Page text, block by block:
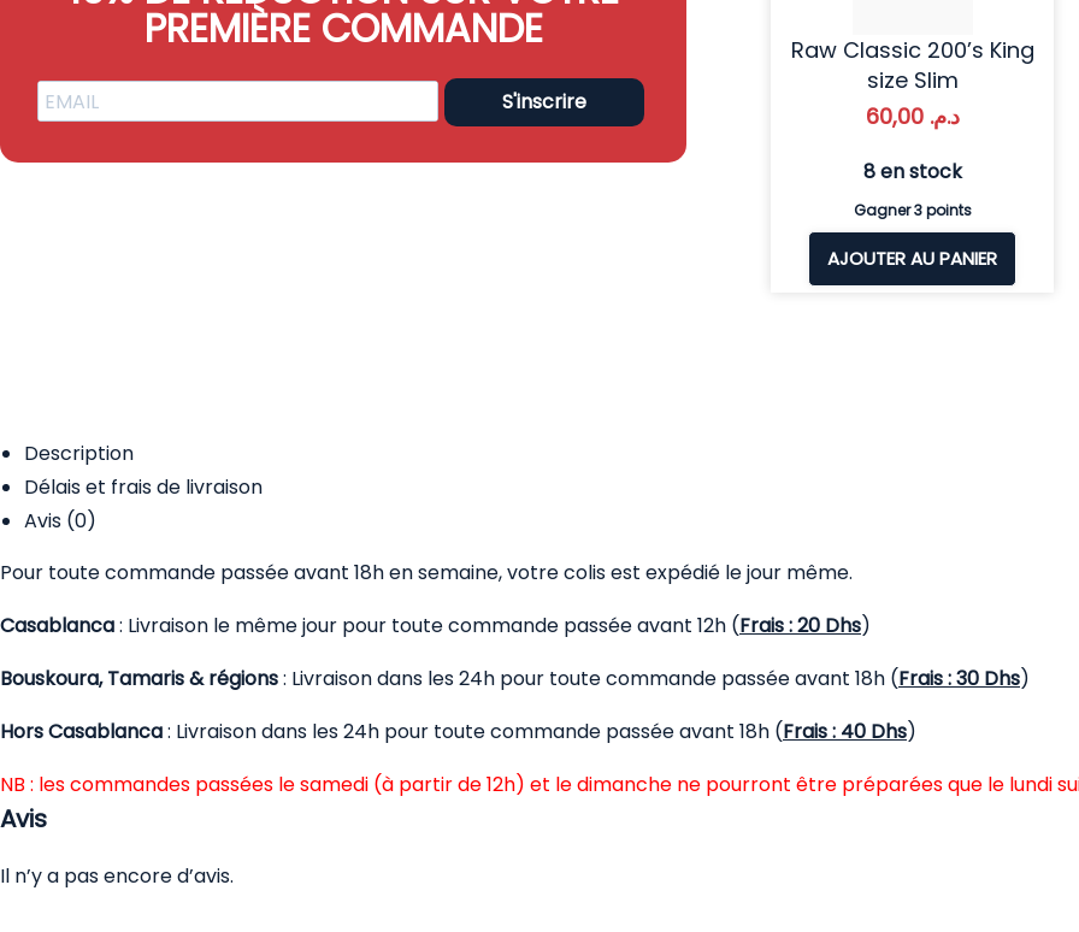
PREMIÈRE COMMANDE
S'inscrire
Raw Classic 200’s King
size Slim
د.م. 60,00
8 en stock
Gagner 3 points
AJOUTER AU PANIER
Description
Délais et frais de livraison
Avis (0)
Pour toute commande passée avant 18h en semaine, votre colis est expédié le jour même.
Casablanca: Livraison le même jour pour toute commande passée avant 12h (Frais : 20 Dhs)
Bouskoura, Tamaris & régions: Livraison dans les 24h pour toute commande passée avant 18h (Frais : 30 Dhs)
Hors Casablanca: Livraison dans les 24h pour toute commande passée avant 18h (Frais : 40 Dhs)
NB : les commandes passées le samedi (à partir de 12h) et le dimanche ne pourront être préparées que le lundi
Avis
Il n’y a pas encore d’avis.